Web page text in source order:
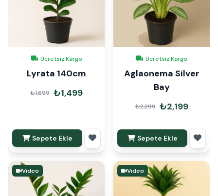
Ücretsiz Kargo
Lyrata 140cm
₺1,699 ₺1,499
Sepete Ekle
Ücretsiz Kargo
Aglaonema Silver
Bay
₺2,299 ₺2,199
Sepete Ekle
Video Video